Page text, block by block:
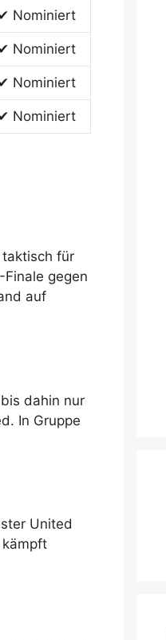
✔ Nominiert
✔ Nominiert
✔ Nominiert
✔ Nominiert
taktisch für
gegen
auf
dahin nur
In Gruppe
United
kämpft